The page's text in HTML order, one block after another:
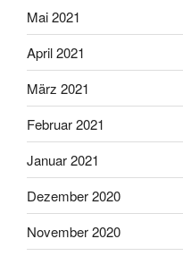
Mai 2021
April 2021
März 2021
Februar 2021
Januar 2021
Dezember 2020
November 2020